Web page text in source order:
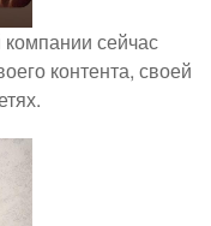
компании сейчас
контента, своей